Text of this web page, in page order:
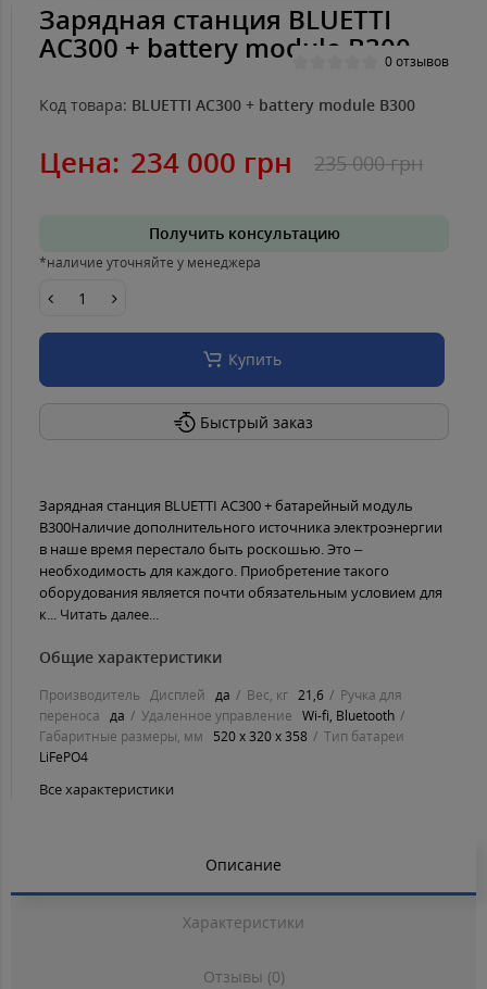
Зарядная станция BLUETTI
AC300 + battery module B3000 отзывов
Код товара: BLUETTI AC300 + battery module B300
Цена: 234 000 грн 235 000 грн
Получить консультацию
*наличие уточняйте у менеджера
Купить
Быстрый заказ
Зарядная станция BLUETTI AC300 + батарейный модуль
B300Наличие дополнительного источника электроэнергии
в наше время перестало быть роскошью. Это –
необходимость для каждого. Приобретение такого
оборудования является почти обязательным условием для
к... Читать далее...
Общие характеристики
Производитель Дисплей да Вес, кг 21,6
Ручка для
переноса да Удаленное управление Wi-fi, Bluetooth
Габаритные размеры, мм
520 x 320 x 358
Тип батареи
LiFePO4
Все характеристики
Описание
Характеристики
Отзывы (0)